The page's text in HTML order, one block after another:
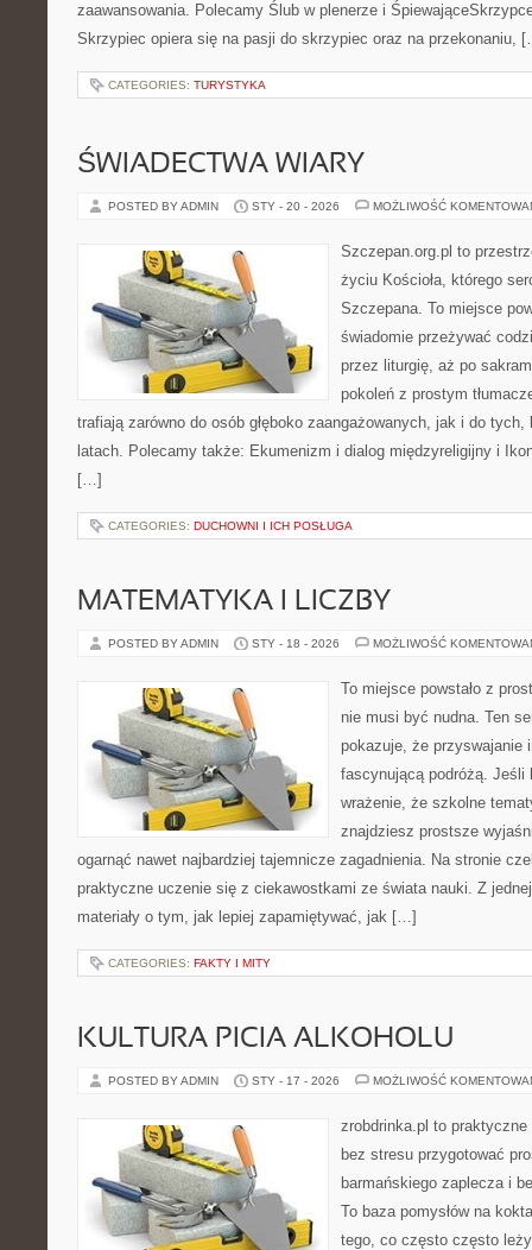
zaawansowania. Polecamy Ślub w plenerze i
Skrzypiec opiera się na pasji do skrzypiec oraz na przekonaniu,
CATEGORIES: TURYSTYKA
ŚWIADECTWA WIARY
POSTED BY ADMIN STY - 20 - 2026 MOŻLIWOŚĆ
Szczepan.org.pl to
życiu Kościoła, którego
Szczepana. To miejsce
świadomie przeżywać
przez liturgię, aż po
pokoleń z prostym
trafiają zarówno do osób głęboko zaangażowanych, jak i do
latach. Polecamy także: Ekumenizm i dialog międzyreligijny i
[…]
CATEGORIES: DUCHOWNI I ICH POSŁUGA
MATEMATYKA I LICZBY
POSTED BY ADMIN STY - 18 - 2026 MOŻLIWOŚĆ
To miejsce powstało z
nie musi być nudna. Ten
pokazuje, że przyswajanie
fascynującą podróżą. Jeśli
wrażenie, że szkolne
znajdziesz prostsze
ogarnąć nawet najbardziej tajemnicze zagadnienia. Na stronie
praktyczne uczenie się z ciekawostkami ze świata nauki. Z
materiały o tym, jak lepiej zapamiętywać, jak […]
CATEGORIES: FAKTY I MITY
KULTURA PICIA ALKOHOLU
POSTED BY ADMIN STY - 17 - 2026 MOŻLIWOŚĆ
zrobdrinka.pl to
bez stresu przygotować
barmańskiego zaplecza i
To baza pomysłów na
tego, co często często